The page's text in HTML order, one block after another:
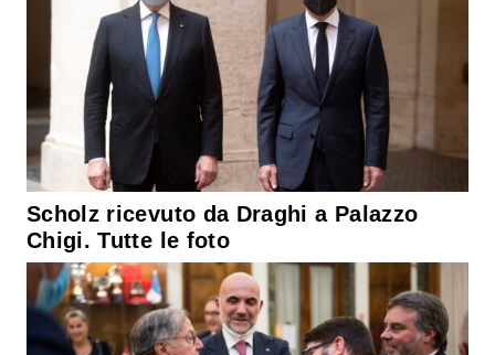
Scholz ricevuto da Draghi a Palazzo
Chigi. Tutte le foto